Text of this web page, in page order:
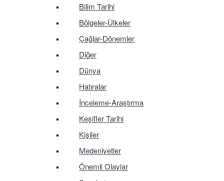
Bilim Tarihi
Bölgeler-Ülkeler
Çağlar-Dönemler
Diğer
Dünya
Hatıralar
İnceleme-Araştırma
Keşifler Tarihi
Kişiler
Medeniyetler
Önemli Olaylar